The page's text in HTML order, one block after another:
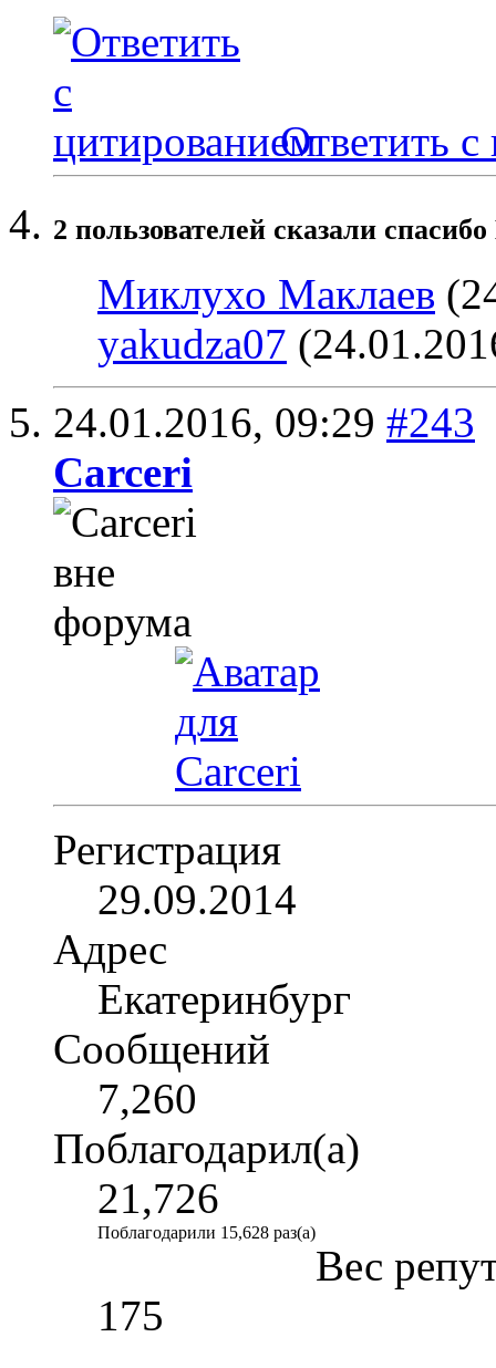
Ответить с
2 пользователей сказали
Миклухо Маклаев
yakudza07
24.01.2016, 09:29 #243
Carceri
Регистрация
29.09.2014
Адрес
Екатеринбург
Сообщений
7,260
Поблагодарил(а)
21,726
Поблагодарили 15,628 раз(а)
Вес
175